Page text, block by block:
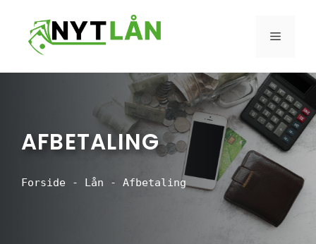
indhold
MENU
AFBETALING
Forside - Lån - Afbetaling